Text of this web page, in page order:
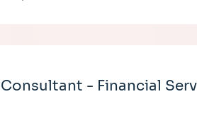
Consultant - Financial